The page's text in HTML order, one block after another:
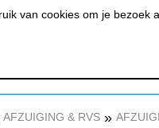
van cookies om je bezoek
AFZUIGING & RVS »